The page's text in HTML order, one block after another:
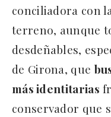
conciliadora con
terreno, aunque
desdeñables,
de Girona, que
más identitarias
conservador que